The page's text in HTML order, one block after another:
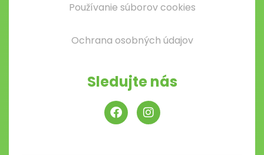
Používanie súborov cookies
Ochrana osobných údajov
Sledujte nás